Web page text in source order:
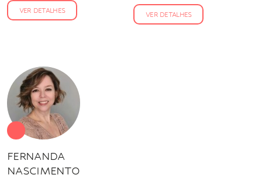
VER DETALHES VER DETALHES
FERNANDA
NASCIMENTO